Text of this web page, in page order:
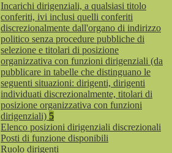
Incarichi dirigenziali, a qualsiasi titolo
conferiti, ivi inclusi quelli conferiti
discrezionalmente dall'organo di indirizzo
politico senza procedure pubbliche di
selezione e titolari di posizione
organizzativa con funzioni dirigenziali (da
pubblicare in tabelle che distinguano le
seguenti situazioni: dirigenti, dirigenti
individuati discrezionalmente, titolari di
posizione organizzativa con funzioni
dirigenziali) 5
Elenco posizioni dirigenziali discrezionali
Posti di funzione disponibili
Ruolo dirigenti